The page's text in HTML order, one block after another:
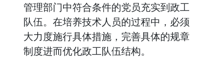
管理部门中符合条件的党员充实到政工
队伍。在培养技术人员的过程中，必须
大力度施行具体措施，完善具体的规章
制度进而优化政工队伍结构。